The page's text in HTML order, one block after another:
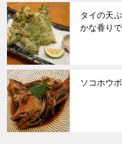
タイの天
かな香り
ソコホウ